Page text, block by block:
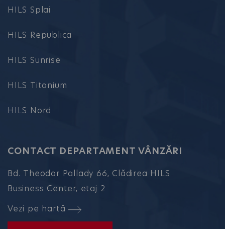
HILS Splai
HILS Republica
HILS Sunrise
HILS Titanium
HILS Nord
CONTACT DEPARTAMENT VÂNZĂRI
Bd. Theodor Pallady 66, Clădirea HILS
Business Center, etaj 2
Vezi pe hartă